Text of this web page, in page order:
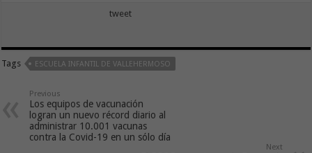
tweet
Tags ESCUELA INFANTIL DE VALLEHERMOSO
Previous
Los equipos de vacunación
logran un nuevo récord diario al
administrar 10.001 vacunas
contra la Covid-19 en un sólo día
Next